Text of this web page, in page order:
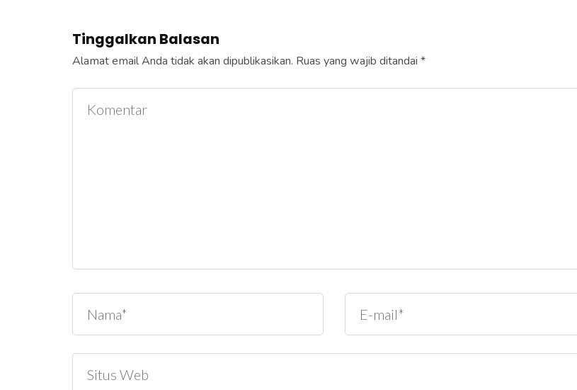
Tinggalkan Balasan
Alamat email Anda tidak akan dipublikasikan. Ruas yang wajib ditandai *